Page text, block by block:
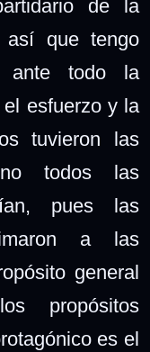
de la
así que tengo
ante todo la
esfuerzo y la
tuvieron las
no todos las
pues las
a las
general
propósitos
es el